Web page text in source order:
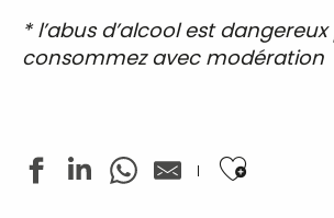
* l’abus d’alcool est
consommez avec modération
Ajouter